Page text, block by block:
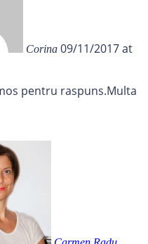
Corina 09/11/2017 at
pentru raspuns.Multa